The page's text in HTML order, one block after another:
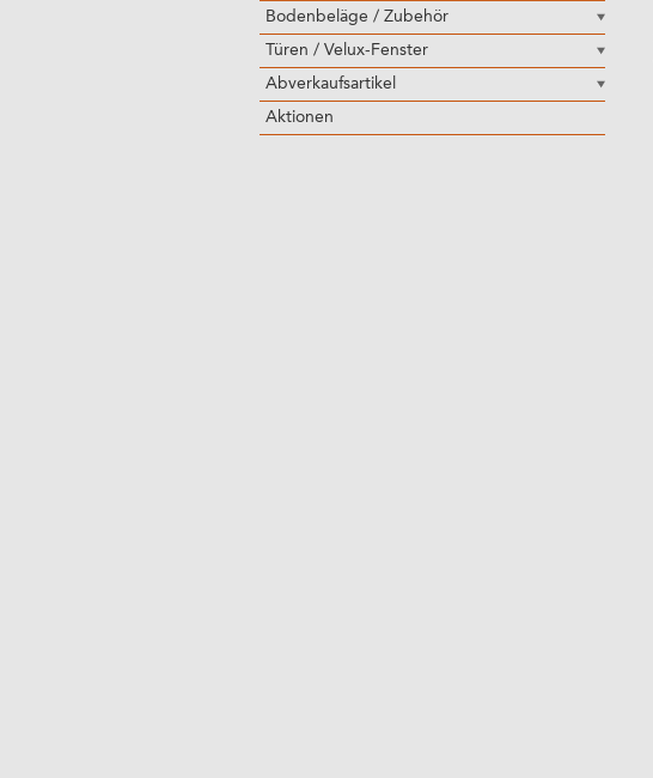
Bodenbeläge / Zubehör
Türen / Velux-Fenster
Abverkaufsartikel
Aktionen